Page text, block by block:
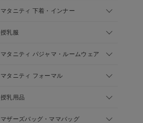
マタニティ 下着・インナー
授乳服
マタニティ パジャマ・ルームウェア
マタニティ フォーマル
授乳用品
マザーズバッグ・ママバッグ